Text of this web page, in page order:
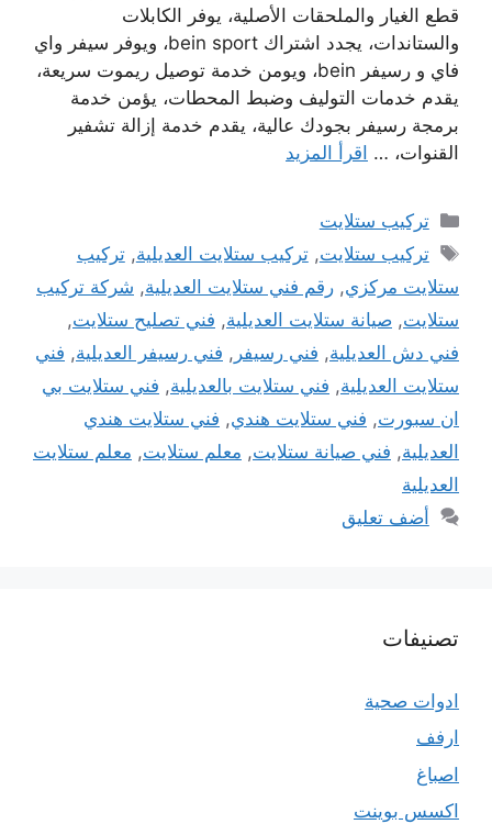
قطع الغيار والملحقات الأصلية، يوفر الكابلات
والستاندات، يجدد اشتراك bein sport، ويوفر سيفر واي
فاي و رسيفر bein، ويومن خدمة توصيل ريموت سريعة،
يقدم خدمات التوليف وضبط المحطات، يؤمن خدمة
برمجة رسيفر بجودك عالية، يقدم خدمة إزالة تشفير
القنوات، … اقرأ المزيد
التصنيفات
تركيب ستلايت
الوسوم
تركيب ستلايت,تركيب ستلايت العديلية,تركيب
ستلايت مركزي, رقم فني ستلايت العديلية, شركة تركيب
ستلايت, صيانة ستلايت العديلية, فني تصليح ستلايت,
فني دش العديلية, فني رسيفر , فني رسيفر العديلية, فني
ستلايت العديلية, فني ستلايت بالعديلية, فني ستلايت بي
ان سبورت, فني ستلايت هندي, فني ستلايت هندي
العديلية, فني صيانة ستلايت, معلم ستلايت, معلم ستلايت
العديلية
أضف تعليق
تصنيفات
ادوات صحية
ارفف
اصباغ
اكسس بوينت